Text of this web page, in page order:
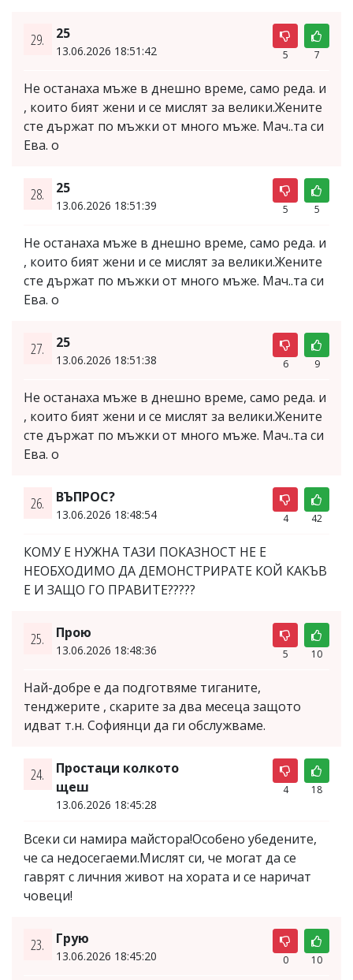
29. 25
13.06.2026 18:51:42 5 7
Не останаха мъже в днешно време, само реда. и
, които бият жени и се мислят за велики.Жените
сте държат по мъжки от много мъже. Мач..та си
Ева. о
28. 25
13.06.2026 18:51:39 5 5
Не останаха мъже в днешно време, само реда. и
, които бият жени и се мислят за велики.Жените
сте държат по мъжки от много мъже. Мач..та си
Ева. о
27. 25
13.06.2026 18:51:38 6 9
Не останаха мъже в днешно време, само реда. и
, които бият жени и се мислят за велики.Жените
сте държат по мъжки от много мъже. Мач..та си
Ева. о
26. ВЪПРОС?
13.06.2026 18:48:54 4 42
КОМУ Е НУЖНА ТАЗИ ПОКАЗНОСТ НЕ Е
НЕОБХОДИМО ДА ДЕМОНСТРИРАТЕ КОЙ КАКЪВ
Е И ЗАЩО ГО ПРАВИТЕ?????
25. Прою
13.06.2026 18:48:36 5 10
Най-добре е да подготвяме тиганите,
тенджерите , скарите за два месеца защото
идват т.н. Софиянци да ги обслужваме.
24.
Простаци колкото
щеш
13.06.2026 18:45:28
4 18
Всеки си намира майстора!Особено убедените,
че са недосегаеми.Мислят си, че могат да се
гаврят с личния живот на хората и се наричат
човеци!
23. Грую
13.06.2026 18:45:20 0 10